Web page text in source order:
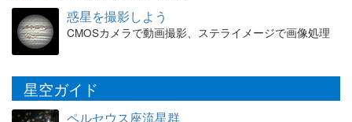
惑星を撮影しよう
CMOSカメラで動画撮影、ステライメージで画像処理
星空ガイド
ペルセウス座流星群